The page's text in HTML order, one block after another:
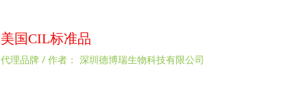
美国CIL标准品
代理品牌 / 作者： 深圳德博瑞生物科技有限公司